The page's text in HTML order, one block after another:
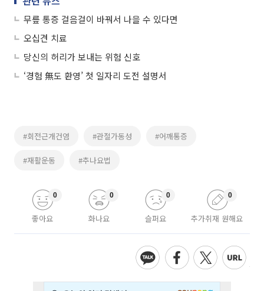
무릎 통증 걸음걸이 바꿔서 나을 수 있다면
오십견 치료
당신의 허리가 보내는 위험 신호
‘경험 無도 환영’ 첫 일자리 도전 설명서
#회전근개건염 #관절가동성 #어깨통증
#재활운동 #추나요법
좋아요
0
화나요
0
슬퍼요
0
추가취재 원해요
0